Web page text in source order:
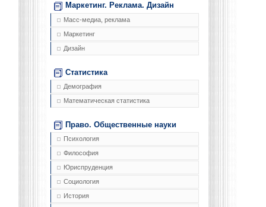
Маркетинг. Реклама. Дизайн
Масс-медиа, реклама
Маркетинг
Дизайн
Статистика
Демография
Математическая статистика
Право. Общественные науки
Психология
Философия
Юриспруденция
Социология
История